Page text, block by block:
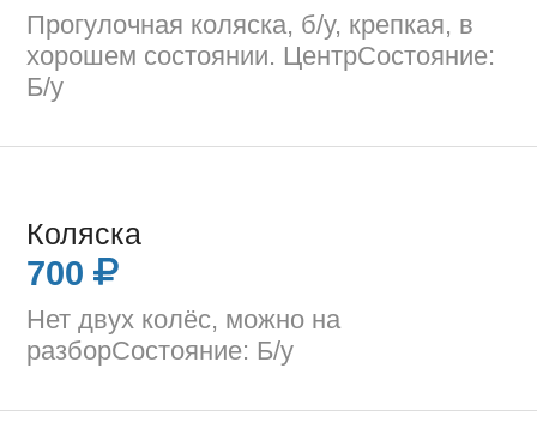
Прогулочная коляска, б/у, крепкая, в
хорошем состоянии. ЦентрСостояние:
Б/у
Коляска
700
Нет двух колёс, можно на
разборСостояние: Б/у